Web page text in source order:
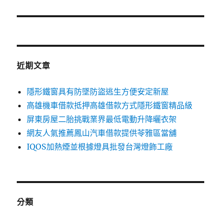
文
近期文章
隱形鐵窗具有防墜防盜逃生方便安定新屋
高雄機車借款抵押高雄借款方式隱形鐵窗精品級
屏東房屋二胎挑戰業界最低電動升降曬衣架
網友人氣推薦鳳山汽車借款提供苓雅區當舖
IQOS加熱煙並根據燈具批發台灣燈飾工廠
分類